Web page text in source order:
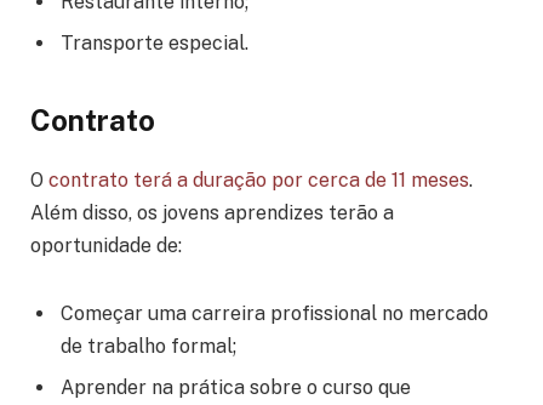
Transporte especial.
Contrato
O contrato terá a duração por cerca de 11 meses.
Além disso, os jovens aprendizes terão a
oportunidade de:
Começar uma carreira profissional no mercado
de trabalho formal;
Aprender na prática sobre o curso que